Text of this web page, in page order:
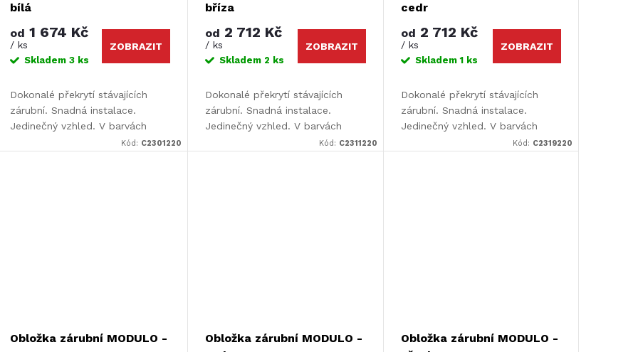
bílá
od 1 674 Kč
/ ks
Skladem 3 ks
ZOBRAZIT
Dokonalé překrytí stávajících
zárubní. Snadná instalace.
Jedinečný vzhled. V barvách
Design i Color. Určeno pro dveře
Kód: C2301220
bříza
od 2 712 Kč
/ ks
Skladem 2 ks
ZOBRAZIT
Dokonalé překrytí stávajících
zárubní. Snadná instalace.
Jedinečný vzhled. V barvách
Design i Color. Určeno pro dveře
Kód: C2311220
cedr
od 2 712 Kč
/ ks
Skladem1 ks
ZOBRAZIT
Dokonalé překrytí stávajících
zárubní. Snadná instalace.
Jedinečný vzhled. V barvách
Design i Color. Určeno pro dveře
Kód: C2319220
Obložka zárubní MODULO -
Obložka zárubní MODULO -
Obložka zárubní MODULO -